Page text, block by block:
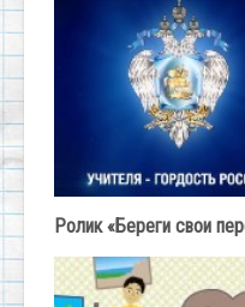
Ролик «Береги свои